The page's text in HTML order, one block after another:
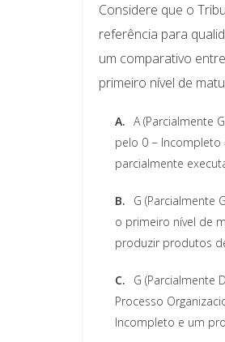
Considere que o
referência para
um comparativo
primeiro nível de
A. A (Parcialmente
pelo 0 − Incompleto
parcialmente
B.
G (Parcialmente
o primeiro nível de
produzir produtos
C.
G (Parcialmente
Processo
Incompleto e um